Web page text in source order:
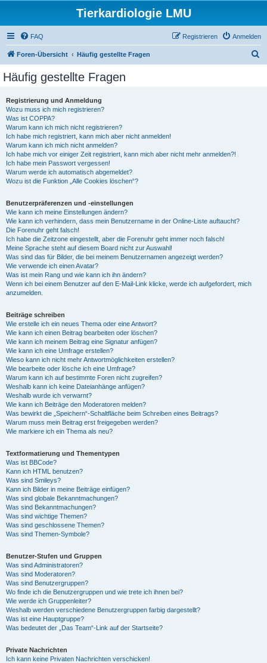
Tierkardiologie LMU
FAQ Anmelden
Registrieren
Foren-Übersicht Häufig gestellte Fragen
Häufig gestellte Fragen
Registrierung und Anmeldung
Wozu muss ich mich registrieren?
Was ist COPPA?
Warum kann ich mich nicht registrieren?
Ich habe mich registriert, kann mich aber nicht anmelden!
Warum kann ich mich nicht anmelden?
Ich habe mich vor einiger Zeit registriert, kann mich aber nicht mehr anmelden?!
Ich habe mein Passwort vergessen!
Warum werde ich automatisch abgemeldet?
Wozu ist die Funktion „Alle Cookies löschen“?
Benutzerpräferenzen und -einstellungen
Wie kann ich meine Einstellungen ändern?
Wie kann ich verhindern, dass mein Benutzername in der Online-Liste auftaucht?
Die Forenuhr geht falsch!
Ich habe die Zeitzone eingestellt, aber die Forenuhr geht immer noch falsch!
Meine Sprache steht auf diesem Board nicht zur Auswahl!
Was sind das für Bilder, die bei meinem Benutzernamen angezeigt werden?
Wie verwende ich einen Avatar?
Was ist mein Rang und wie kann ich ihn ändern?
Wenn ich bei einem Benutzer auf den E-Mail-Link klicke, werde ich aufgefordert, mich
anzumelden.
Beiträge schreiben
Wie erstelle ich ein neues Thema oder eine Antwort?
Wie kann ich einen Beitrag bearbeiten oder löschen?
Wie kann ich meinem Beitrag eine Signatur anfügen?
Wie kann ich eine Umfrage erstellen?
Wieso kann ich nicht mehr Antwortmöglichkeiten erstellen?
Wie bearbeite oder lösche ich eine Umfrage?
Warum kann ich auf bestimmte Foren nicht zugreifen?
Weshalb kann ich keine Dateianhänge anfügen?
Weshalb wurde ich verwarnt?
Wie kann ich Beiträge den Moderatoren melden?
Was bewirkt die „Speichern“-Schaltfläche beim Schreiben eines Beitrags?
Warum muss mein Beitrag erst freigegeben werden?
Wie markiere ich ein Thema als neu?
Textformatierung und Thementypen
Was ist BBCode?
Kann ich HTML benutzen?
Was sind Smileys?
Kann ich Bilder in meine Beiträge einfügen?
Was sind globale Bekanntmachungen?
Was sind Bekanntmachungen?
Was sind wichtige Themen?
Was sind geschlossene Themen?
Was sind Themen-Symbole?
Benutzer-Stufen und Gruppen
Was sind Administratoren?
Was sind Moderatoren?
Was sind Benutzergruppen?
Wo finde ich die Benutzergruppen und wie trete ich ihnen bei?
Wie werde ich Gruppenleiter?
Weshalb werden verschiedene Benutzergruppen farbig dargestellt?
Was ist eine Hauptgruppe?
Was bedeutet der „Das Team“-Link auf der Startseite?
Private Nachrichten
Ich kann keine Privaten Nachrichten verschicken!